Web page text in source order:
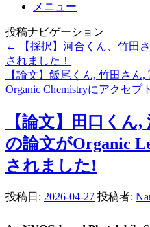
メニュー
投稿ナビゲーション
←
【採択】河合くん、竹田
されました！
【論文】飯尾くん, 竹田さん
Organic Chemistryにアクセプ
【論文】田口くん
の論文がOrganic
されました!
投稿日: 2026-04-27 投稿者: